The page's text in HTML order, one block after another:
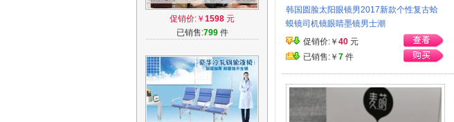
能座椅高档诊所疗室用单人静
点滴椅
促销价:￥ 1598 元
已销售:799件
韩国圆脸太阳眼镜男2017新款个性复古蛤
蟆镜司机镜眼睛墨镜男士潮
促销价:￥ 40 元
已销售:￥ 7 件